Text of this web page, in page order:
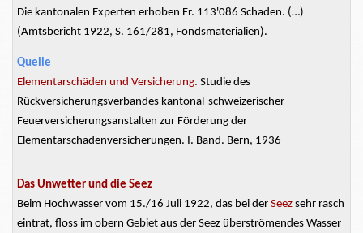
Die kantonalen Experten erhoben Fr. 113'086 Schaden. (…)
(Amtsbericht 1922, S. 161/281, Fondsmaterialien).
Quelle
Elementarschäden und Versicherung. Studie des
Rückversicherungsverbandes kantonal-schweizerischer
Feuerversicherungsanstalten zur Förderung der
Elementarschadenversicherungen. I. Band. Bern, 1936
Das Unwetter und die Seez
Beim Hochwasser vom 15./16 Juli 1922, das bei der Seez sehr rasch
eintrat, floss im obern Gebiet aus der Seez überströmendes Wasser